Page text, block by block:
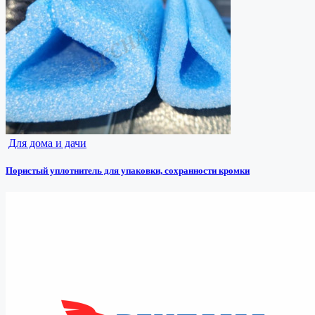
Для дома и дачи
Пористый уплотнитель для упаковки, сохранности кромки